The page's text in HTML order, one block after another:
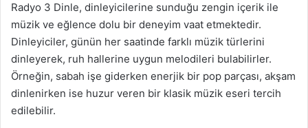
Radyo 3 Dinle, dinleyicilerine sunduğu zengin içerik ile
müzik ve eğlence dolu bir deneyim vaat etmektedir.
Dinleyiciler, günün her saatinde farklı müzik türlerini
dinleyerek, ruh hallerine uygun melodileri bulabilirler.
Örneğin, sabah işe giderken enerjik bir pop parçası, akşam
dinlenirken ise huzur veren bir klasik müzik eseri tercih
edilebilir.